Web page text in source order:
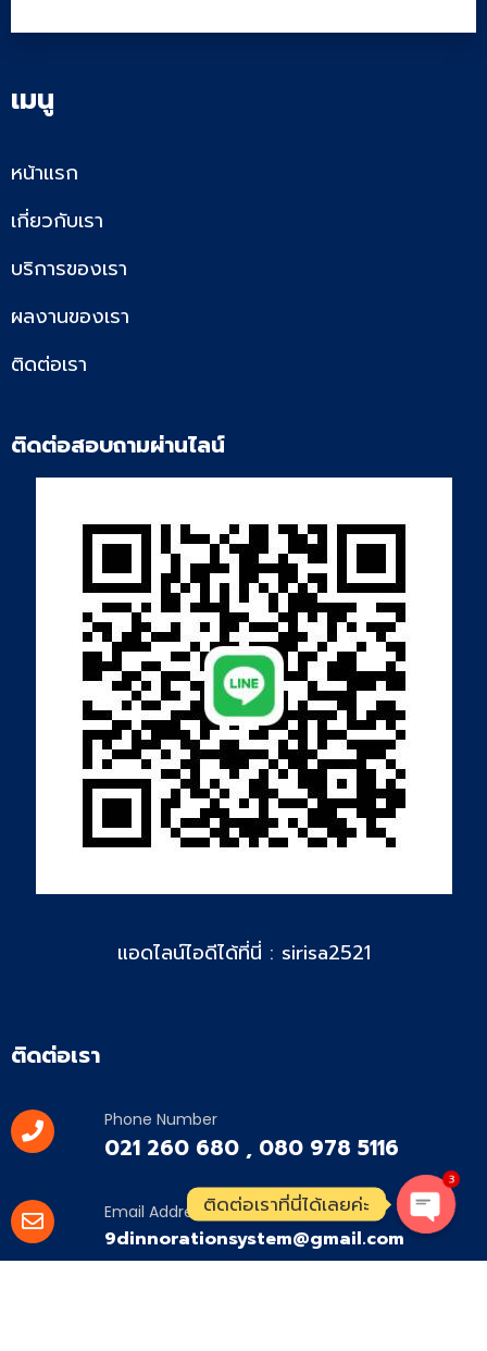
เมนู
หน้าแรก
เกี่ยวกับเรา
บริการของเรา
ผลงานของเรา
ติดต่อเรา
ติดต่อสอบถามผ่านไลน์
แอดไลน์ไอดีได้ที่นี่ : sirisa2521
ติดต่อเรา
Phone Number
021 260 680 , 080 978 5116
Email Address
9dinnorationsystem@gmail.com
ติดต่อเราที่นี่ได้เลยค่ะ
3